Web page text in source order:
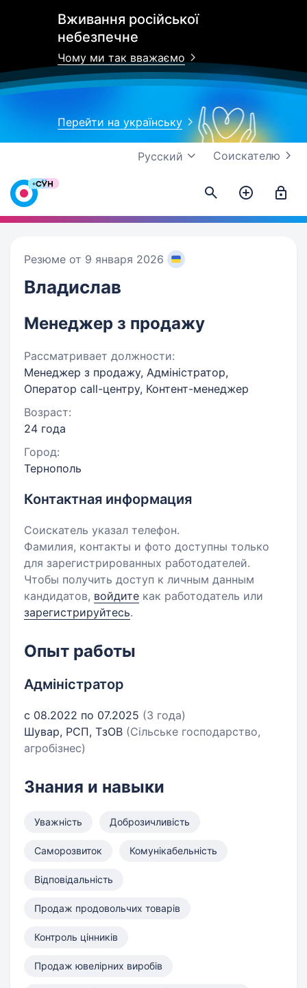
Вживання російської
небезпечне
Чому ми так вважаємо
Перейти на українську
Соискателю
Русский
Резюме от 9 января 2026
Владислав
Менеджер з продажу
Рассматривает должности:
Менеджер з продажу, Адміністратор,
Оператор call-центру, Контент-менеджер
Возраст:
24 года
Город:
Тернополь
Контактная информация
Соискатель указал телефон.
Фамилия, контакты и фото доступны только
для зарегистрированных работодателей.
Чтобы получить доступ к личным данным
кандидатов, войдите как работодатель или
зарегистрируйтесь.
Опыт работы
Адміністратор
с 08.2022 по 07.2025 (3 года)
Шувар, РСП, ТзОВ (Сільське господарство,
агробізнес)
Знания и навыки
Уважність Доброзичливість
Саморозвиток Комунікабельність
Відповідальність
Продаж продовольчих товарів
Контроль цінників
Продаж ювелірних виробів